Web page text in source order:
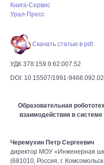
Книга-Сервис
Урал-Пресс
Скачать статью в pdf.
УДК 378:159.9:62:007.52
DOI: 10.15507/1991-
Образовательная
взаимодействия в
Черемухин Петр Сергеевич
директор МОУ «Инженерная
(681010, Россия, г.